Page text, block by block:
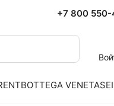
+7 800
BOTTEGA VENETA